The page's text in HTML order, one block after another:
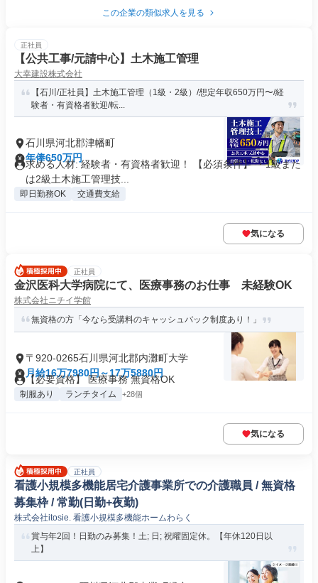
この企業の類似求人を見る
正社員
【公共工事/元請中心】土木施工管理
大幸建設株式会社
【石川/正社員】土木施工管理（1級・2級）/想定年収650万円〜/経
験者・有資格者歓迎/転...
石川県河北郡津幡町
年俸650万円
求める人材: 経験者・有資格者歓迎！ 【必須条件】 ・1級また
は2級土木施工管理技...
即日勤務OK 交通費支給
気になる
正社員
金沢医科大学病院にて、医療事務のお仕事 未経験OK
株式会社ニチイ学館
無資格の方「今なら受講料のキャッシュバック制度あり！」
〒920-0265石川県河北郡内灘町大学
月給16万7980円～17万5880円
【必要資格】 医療事務 無資格OK
制服あり ランチタイム +28個
気になる
正社員
看護小規模多機能居宅介護事業所での介護職員 / 無資格
募集枠 / 常勤(日勤+夜勤)
株式会社itosie. 看護小規模多機能ホームわらく
賞与年2回！日勤のみ募集！土; 日; 祝曜固定休。【年休120日以
上】